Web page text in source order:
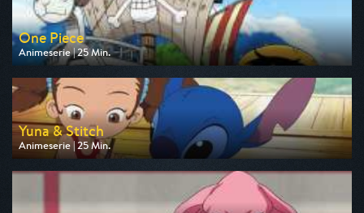
One Piece
Animeserie | 25 Min.
Ausgestrahlt von Pro 7 Maxx
am 10.08.2026, 18:05
Yuna & Stitch
Animeserie | 25 Min.
Ausgestrahlt von Disney Channel
am 10.08.2026, 16:20